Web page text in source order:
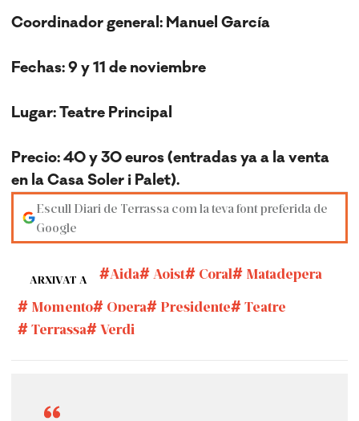
Coordinador general: Manuel García
Fechas: 9 y 11 de noviembre
Lugar: Teatre Principal
Precio: 40 y 30 euros (entradas ya a la venta
en la Casa Soler i Palet).
Escull Diari de Terrassa com la teva font preferida de
Google
ARXIVAT A Aida Aoist Coral
Matadepera
Momento
Opera Presidente
Teatre
Terrassa
Verdi